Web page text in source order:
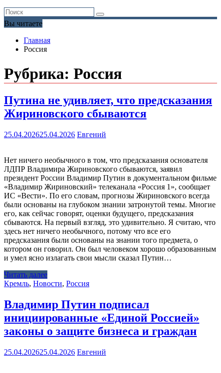
Вы читаете
Главная
Россия
Рубрика: Россия
Путина не удивляет, что предсказания
Жириновского сбываются
25.04.202625.04.2026 Евгений
Нет ничего необычного в том, что предсказания основателя
ЛДПР Владимира Жириновского сбываются, заявил
президент России Владимир Путин в документальном фильме
«Владимир Жириновский» телеканала «Россия 1», сообщает
ИС «Вести». По его словам, прогнозы Жириновского всегда
были основаны на глубоком знании затронутой темы. Многие
его, как сейчас говорят, оценки будущего, предсказания
сбываются. На первый взгляд, это удивительно. Я считаю, что
здесь нет ничего необычного, потому что все его
предсказания были основаны на знании того предмета, о
котором он говорил. Он был человеком хорошо образованным
и умел ясно излагать свои мысли сказал Путин…
Читать далее
Кремль, Новости, Россия
Владимир Путин подписал
инициированные «Единой Россией»
законы о защите бизнеса и граждан
25.04.202625.04.2026 Евгений